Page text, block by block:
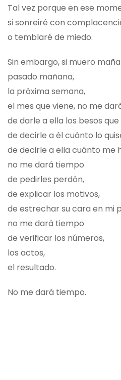
Tal vez porque en ese
si sonreiré con
o temblaré de miedo.
Sin embargo, si muero
pasado mañana,
la próxima semana,
el mes que viene, no me
de darle a ella los besos
de decirle a él cuánto lo
de decirle a ella cuánto me
no me dará tiempo
de pedirles perdón,
de explicar los motivos,
de estrechar su cara en mi
no me dará tiempo
de verificar los números,
los actos,
el resultado.
No me dará tiempo.